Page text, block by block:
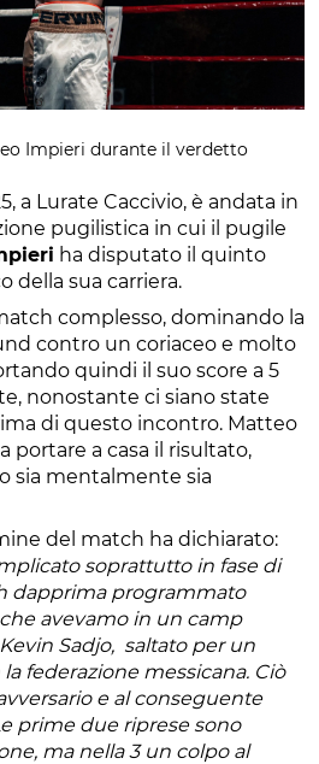
Impieri durante il verdetto
a Lurate Caccivio, è andata in
pugilistica in cui il pugile
ha disputato il quinto
della sua carriera.
complesso, dominando la
contro un coriaceo e molto
quindi il suo score a 5
nonostante ci siano state
di questo incontro. Matteo
portare a casa il risultato,
sia mentalmente sia
del match ha dichiarato:
soprattutto in fase di
dapprima programmato
avevamo in un camp
Sadjo, saltato per un
federazione messicana. Ciò
e al conseguente
prime due riprese sono
ma nella 3 un colpo al